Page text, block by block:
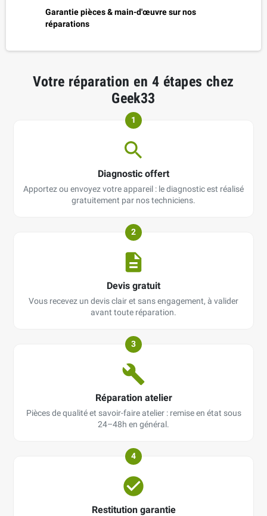
Garantie pièces & main-d'œuvre sur nos
réparations
Votre réparation en 4 étapes chez
Geek33
1
Diagnostic offert
Apportez ou envoyez votre appareil : le diagnostic est réalisé
gratuitement par nos techniciens.
2
Devis gratuit
Vous recevez un devis clair et sans engagement, à valider
avant toute réparation.
3
Réparation atelier
Pièces de qualité et savoir-faire atelier : remise en état sous
24–48h en général.
4
Restitution garantie